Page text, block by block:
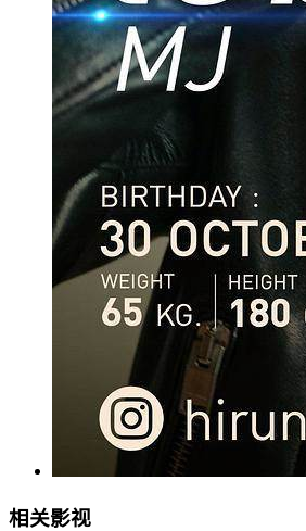
相关影视